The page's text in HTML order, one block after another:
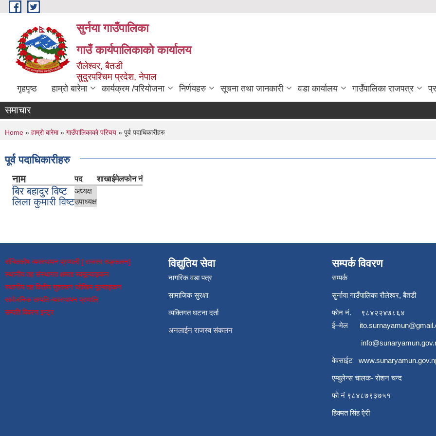
Skip to main content
सुर्नया गाउँपालिका
गाउँ कार्यपालिकाकाे कार्यालय
रौलेश्वर, बैतडी
सुदुरपश्चिम प्रदेश, नेपाल
गृहपृष्ठ हाम्रो बारेमा कार्यक्रम /परियोजना निर्णयहरु सूचना तथा जानकारी वडा कार्यालय गाउँपालिका राजपत्र
समाचार
You are here
Home » हाम्रो बारेमा» गाउँपालिकाकाे परिचय » पूर्व पदाधिकारीहरु
पूर्व पदाधिकारीहरु
नाम पद शाखाईमेलफोन नं
बिर बहादुर विष्ट अध्यक्ष
लिला कुमारी विष्टउपाध्यक्ष
संचितकोष व्यवस्थापन प्रणाली [ राजस्व सङ्कलन]
स्थानीय तह संस्थागत क्षमता स्वमूल्याङ्कन
स्थानीय तह वित्तीय सुशासन जोखिम मूल्याङ्कन
सार्वजनिक सम्पति व्यवस्थापन प्रणालि
सम्पति विवरण इन्ट्र
विद्युतिय सेवा
नागरिक वडा पत्र
सामाजिक सुरक्षा
व्यक्तिगत घटना दर्ता
अनलाईन राजस्व संकलन
सम्पर्क विवरण
सम्पर्क
सुर्नाया गाउँपालिका रौलेश्वर, बैतडी
फोन नं.
९८४२२४७८६४
ई–मेल
वेवसाईट www.
एम्बुलेन्स चालक- रोशन चन्द
फो नं ९८४८७९३७५१
हिक्मत सिंह ऐरी